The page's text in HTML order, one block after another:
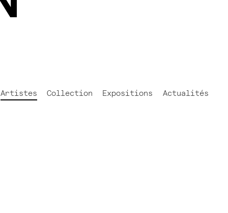
Artistes Collection Expositions Actualités